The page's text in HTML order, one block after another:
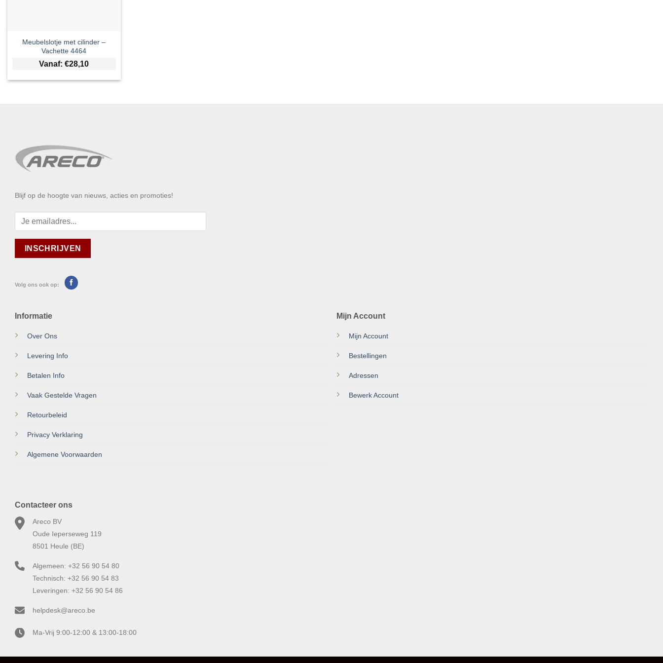
Meubelslotje met cilinder –
Vachette 4464
Vanaf:€28,10
Blijf op de hoogte van nieuws, acties en promoties!
Volg ons ook op:
Informatie
Over Ons
Levering Info
Betalen Info
Vaak Gestelde Vragen
Retourbeleid
Privacy Verklaring
Algemene Voorwaarden
Mijn Account
Mijn Account
Bestellingen
Adressen
Bewerk Account
Contacteer ons
Areco BV
Oude Ieperseweg 119
8501 Heule (BE)
Algemeen: +32 56 90 54 80
Technisch: +32 56 90 54 83
Leveringen: +32 56 90 54 86
helpdesk@areco.be
Ma-Vrij 9:00-12:00 & 13:00-18:00